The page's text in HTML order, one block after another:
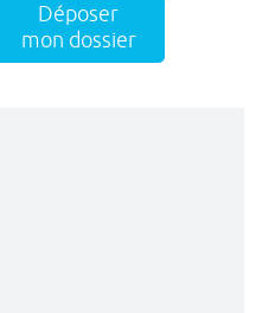
Déposer
mon dossier